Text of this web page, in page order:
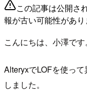
この記事は公開さ
報が古い可能性があり
こんにちは、小澤です。
AlteryxでLOFを使っ
しました。